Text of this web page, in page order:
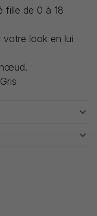
fille de 0 à 18
votre look en lui